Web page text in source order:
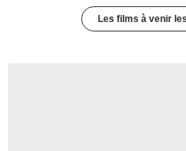
Les films à venir